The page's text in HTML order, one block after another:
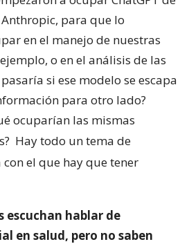
para que lo
en el manejo de nuestras
o en el análisis de las
si ese modelo se escapa
para otro lado?
ocuparían las mismas
Hay todo un tema de
el que hay que tener
escuchan hablar de
en salud, pero no saben